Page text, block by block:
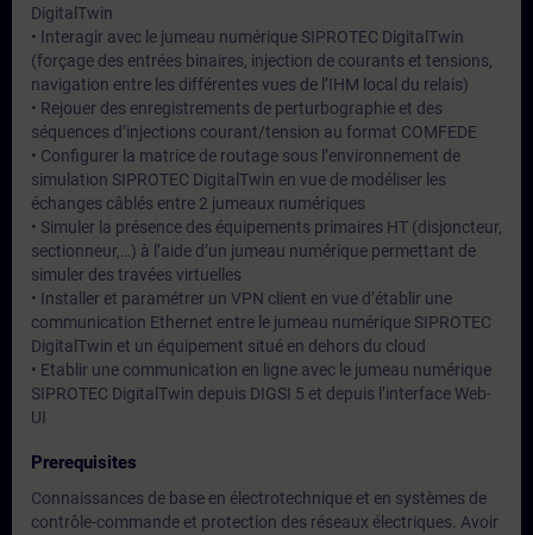
DigitalTwin
• Interagir avec le jumeau numérique SIPROTEC DigitalTwin
(forçage des entrées binaires, injection de courants et tensions,
navigation entre les différentes vues de l’IHM local du relais)
• Rejouer des enregistrements de perturbographie et des
séquences d’injections courant/tension au format COMFEDE
• Configurer la matrice de routage sous l’environnement de
simulation SIPROTEC DigitalTwin en vue de modéliser les
échanges câblés entre 2 jumeaux numériques
• Simuler la présence des équipements primaires HT (disjoncteur,
sectionneur,…) à l’aide d’un jumeau numérique permettant de
simuler des travées virtuelles
• Installer et paramétrer un VPN client en vue d’établir une
communication Ethernet entre le jumeau numérique SIPROTEC
DigitalTwin et un équipement situé en dehors du cloud
• Etablir une communication en ligne avec le jumeau numérique
SIPROTEC DigitalTwin depuis DIGSI 5 et depuis l’interface Web-
UI
Prerequisites
Connaissances de base en électrotechnique et en systèmes de
contrôle-commande et protection des réseaux électriques. Avoir